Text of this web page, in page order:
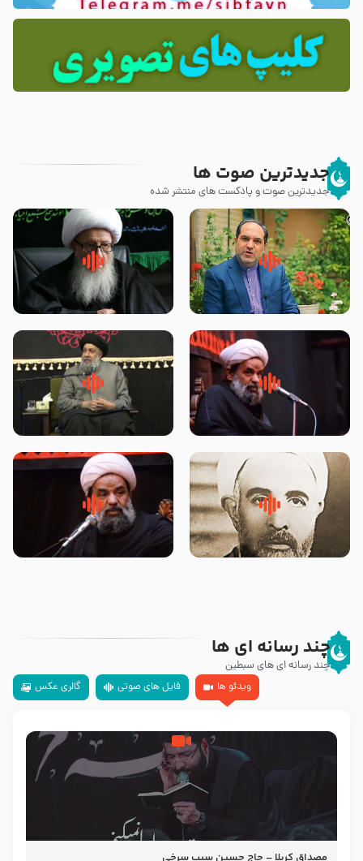
جدیدترین صوت ها
جدیدترین صوت و پادکست های منتشر شده
پیامبر صلی الله علیه وآله و سلم
فرمودند وای بر بچه های آخر
زوّار اربعین امام حسین (علیه
السلام) با این اشتیاق به زیارت
روضه جانسوز پاره های جگر امام
حسن مجتبی علیه السلام-حجت
لقب حضرت رقیه سلام الله علیها به
چه معناست – حجت الاسلام علوی
روضه‌ی مجلس یزید ملعون و
اسارت اهل‌بیت علیهم‌السلام –
سلام جوانی که امام حسین علیه
السلام خودش جوابش را دادند
چند رسانه ای ها
چند رسانه ای های سبطین
ویدئو ها
فایل های صوتی گالری عکس
مصداق کربلا – حاج حسین سیب سرخی